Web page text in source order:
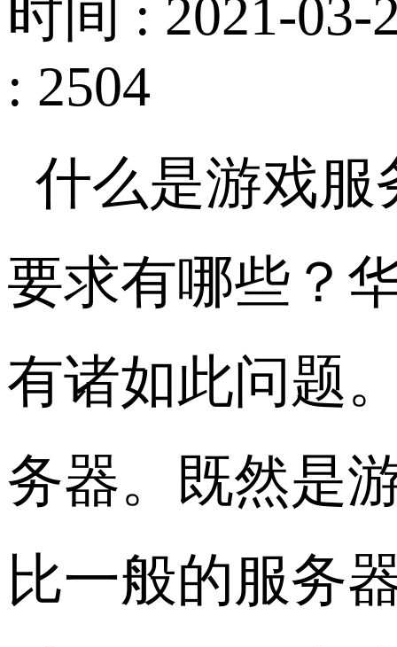
时间 : 2021-03-
: 2504
什么是游戏服
要求有哪些？
有诸如此问题
务器。既然是
比一般的服务